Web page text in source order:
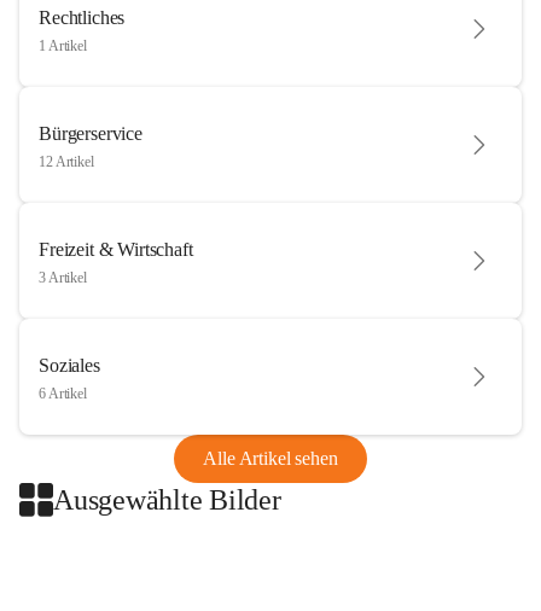
Rechtliches
1 Artikel
Bürgerservice
12 Artikel
Freizeit & Wirtschaft
3 Artikel
Soziales
6 Artikel
Alle Artikel sehen
Ausgewählte Bilder